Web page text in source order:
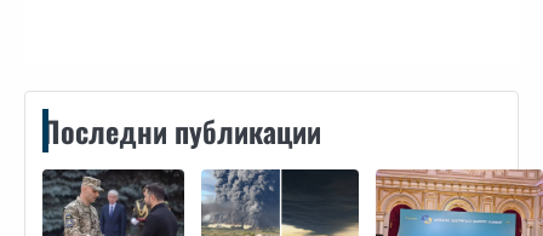
Последни публикации